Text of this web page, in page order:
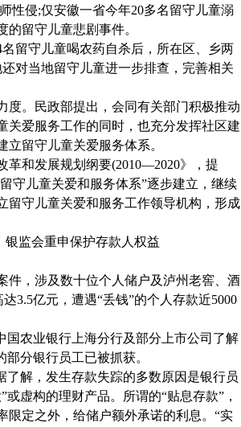
性侵;仅安徽一省今年20多名留守儿童溺
留守儿童悲剧事件。
名留守儿童喝农药自杀后，所在区、乡两
对当地留守儿童进一步排查，完善相关
。民政部提出，会同有关部门积极推动
关爱服务工作的同时，也充分发挥社区建
留守儿童关爱服务体系。
革和发展规划纲要(2010—2020》，提
守儿童关爱和服务体系”逐步建立，继续
留守儿童关爱和服务工作领导机构，形成
银监会重申保护存款人权益
，涉及数十位个人储户及泸州老窖、酒
达3.5亿元，遭遇“丢钱”的个人存款近5000
国农业银行上海分行及部分上市公司了解
分银行员工已被抓获。
解，发生存款失踪的多数原因是银行员
”或虚构的理财产品。所谓的“贴息存款” ，
定之外，给储户额外承诺的利息。 “实